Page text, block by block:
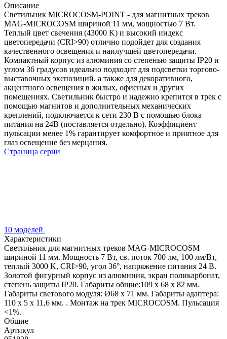
Описание
Светильник MICROCOSM-POINT - для магнитных треков
MAG-MICROCOSM шириной 11 мм, мощностью 7 Вт.
Теплый цвет свечения (43000 K) и высокий индекс
цветопередачи (CRI>90) отлично подойдет для создания
качественного освещения и наилучшей цветопередачи.
Компактный корпус из алюминия со степенью защиты IP20 и
углом 36 градусов идеально подходит для подсветки торгово-
выставочных экспозиций, а также для декоративного,
акцентного освещения в жилых, офисных и других
помещениях. Светильник быстро и надежно крепится в трек с
помощью магнитов и дополнительных механических
креплений, подключается к сети 230 В с помощью блока
питания на 24В (поставляется отдельно). Коэффициент
пульсации менее 1% гарантирует комфортное и приятное для
глаз освещение без мерцания.
Страница серии
10 моделей
Характеристики
Светильник для магнитных треков MAG-MICROCOSM
шириной 11 мм. Мощность 7 Вт, св. поток 700 лм, 100 лм/Вт,
теплый 3000 K, CRI>90, угол 36°, напряжение питания 24 В.
Золотой фигурный корпус из алюминия, экран поликарбонат,
степень защиты IP20. Габариты общие:109 х 68 х 82 мм.
Габариты светового модуля: Ø68 х 71 мм. Габариты адаптера:
110 х 5 х 11,6 мм. . Монтаж на трек MICROCOSM. Пульсация
<1%.
Общие
Артикул